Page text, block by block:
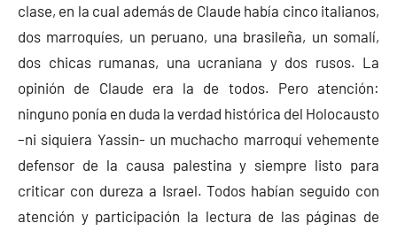
clase, en la cual además de Claude había cinco italianos,
dos marroquíes, un peruano, una brasileña, un somalí,
dos chicas rumanas, una ucraniana y dos rusos. La
opinión de Claude era la de todos. Pero atención:
ninguno ponía en duda la verdad histórica del Holocausto
–ni siquiera Yassin- un muchacho marroquí vehemente
defensor de la causa palestina y siempre listo para
criticar con dureza a Israel. Todos habían seguido con
atención y participación la lectura de las páginas de